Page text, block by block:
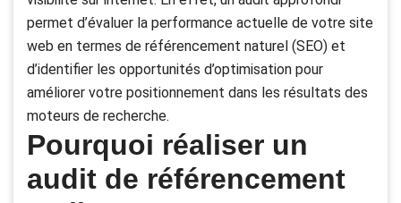
permet d’évaluer la performance actuelle de votre site
web en termes de référencement naturel (SEO) et
d’identifier les opportunités d’optimisation pour
améliorer votre positionnement dans les résultats des
moteurs de recherche.
Pourquoi réaliser un
audit de référencement